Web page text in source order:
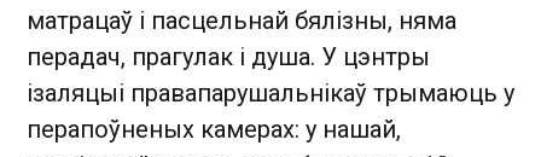
матрацаў і пасцельнай бялізны, няма
перадач, прагулак і душа. У цэнтры
ізаляцыі правапарушальнікаў трымаюць у
перапоўненых камерах: у нашай,